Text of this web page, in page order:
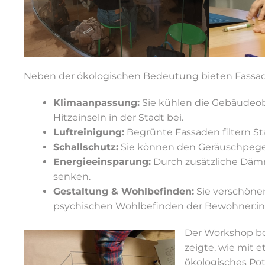
Neben der ökologischen Bedeutung bieten
Klimaanpassung: Sie kühlen die
Hitzeinseln in der Stadt bei.
Luftreinigung: Begrünte Fassaden filtern
Schallschutz: Sie können den
Energieeinsparung: Durch zusätzliche
senken.
Gestaltung & Wohlbefinden: Sie
psychischen Wohlbefinden der
Der Workshop
zeigte, wie mit
ökologisches